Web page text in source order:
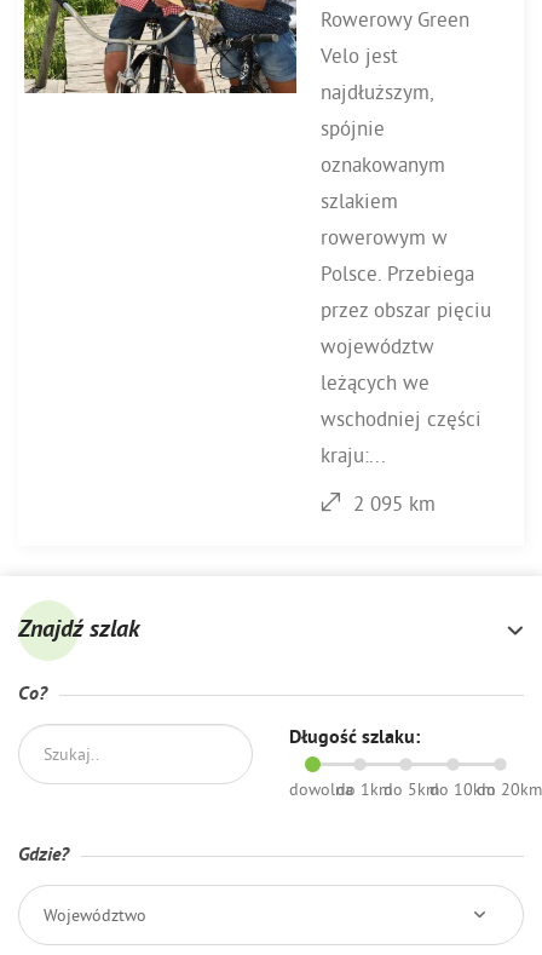
Rowerowy Green
Velo jest
najdłuższym,
spójnie
oznakowanym
szlakiem
rowerowym w
Polsce. Przebiega
przez obszar pięciu
województw
leżących we
wschodniej części
kraju:...
2 095 km
Znajdź szlak
Co?
Długość szlaku:
dowolnado 1kmdo 5kmdo 10kmdo 20km
Gdzie?
Województwo